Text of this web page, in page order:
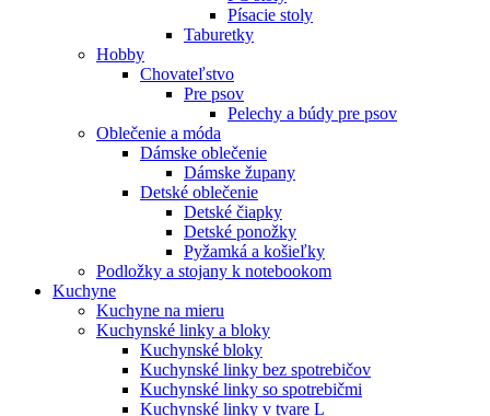
Písacie stoly
Taburetky
Hobby
Chovateľstvo
Pre psov
Pelechy a búdy pre psov
Oblečenie a móda
Dámske oblečenie
Dámske župany
Detské oblečenie
Detské čiapky
Detské ponožky
Pyžamká a košieľky
Podložky a stojany k notebookom
Kuchyne
Kuchyne na mieru
Kuchynské linky a bloky
Kuchynské bloky
Kuchynské linky bez spotrebičov
Kuchynské linky so spotrebičmi
Kuchynské linky v tvare L